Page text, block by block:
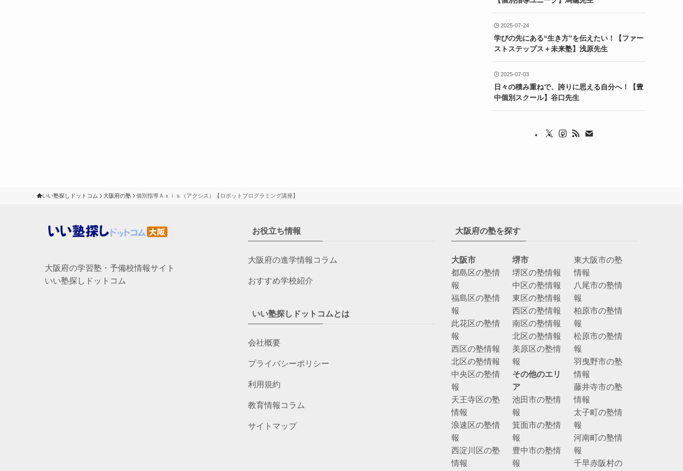
2025-07-24
学びの先にある“生き方”を伝えたい！【ファー
ストステップス＋未来塾】浅原先生
2025-07-03
日々の積み重ねで、誇りに思える自分へ！【豊
中個別スクール】谷口先生
いい塾探しドットコム 大阪府の塾 個別指導Ａｘｉｓ（アクシス）【ロボットプログラミング講座】
大阪府の学習塾・予備校情報サイト
いい塾探しドットコム
お役立ち情報
大阪府の進学情報コラム
おすすめ学校紹介
いい塾探しドットコムとは
会社概要
プライバシーポリシー
利用規約
教育情報コラム
サイトマップ
大阪府の塾を探す
大阪市
都島区の塾情
報
福島区の塾情
報
此花区の塾情
報
西区の塾情報
北区の塾情報
中央区の塾情
報
天王寺区の塾
情報
浪速区の塾情
報
西淀川区の塾
情報
堺市
堺区の塾情報
中区の塾情報
東区の塾情報
西区の塾情報
南区の塾情報
北区の塾情報
美原区の塾情
報
その他のエリ
ア
池田市の塾情
報
箕面市の塾情
報
豊中市の塾情
報
東大阪市の塾
情報
八尾市の塾情
報
柏原市の塾情
報
松原市の塾情
報
羽曳野市の塾
情報
藤井寺市の塾
情報
太子町の塾情
報
河南町の塾情
報
千早赤阪村の